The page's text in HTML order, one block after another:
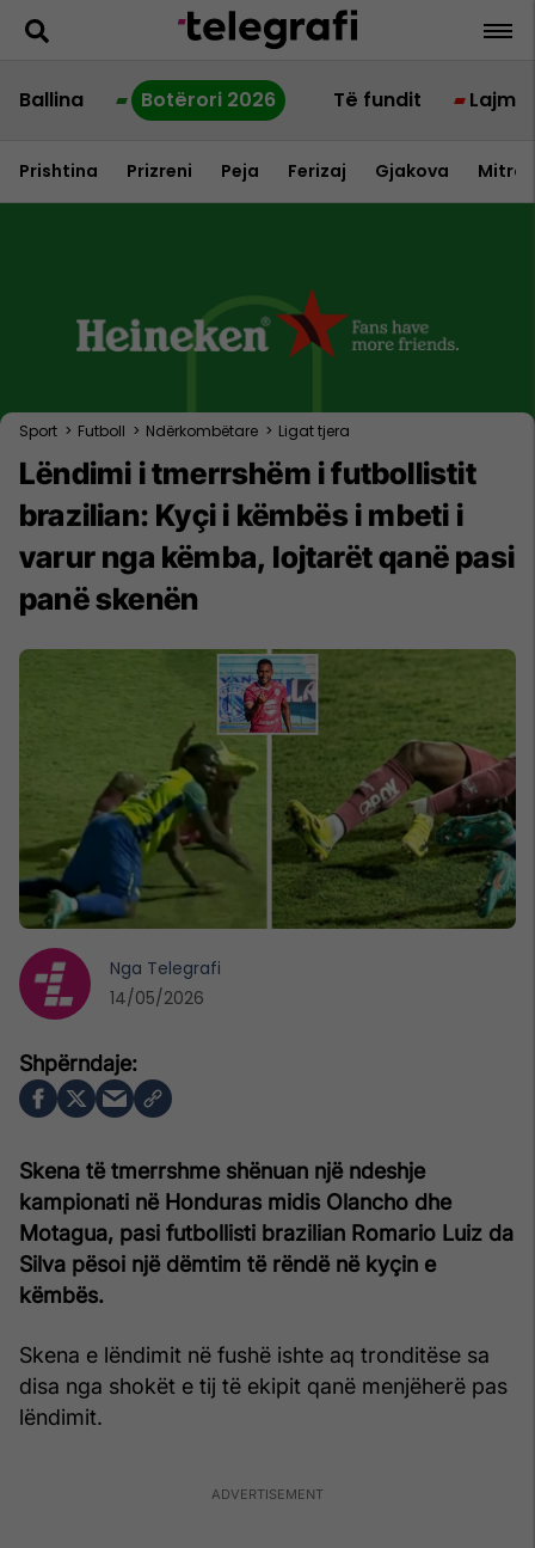
Ballina Botërori 2026 Të fundit Lajme
Prishtina Prizreni Peja Ferizaj Gjakova
Sport > Futboll > Ndërkombëtare > Ligat tjera
Lëndimi i tmerrshëm i futbollistit
brazilian: Kyçi i këmbës i mbeti i
varur nga këmba, lojtarët qanë pasi
panë skenën
Skena të tmerrshme shënuan një ndeshje
kampionati në Honduras midis Olancho dhe
Motagua, pasi futbollisti brazilian Romario Luiz da
Silva pësoi një dëmtim të rëndë në kyçin e
këmbës.
Skena e lëndimit në fushë ishte aq tronditëse sa
disa nga shokët e tij të ekipit qanë menjëherë pas
lëndimit.
Nga Telegrafi
14/05/2026